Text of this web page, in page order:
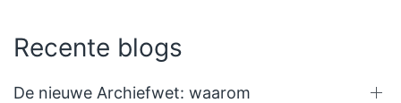
Recente blogs
De nieuwe Archiefwet: waarom